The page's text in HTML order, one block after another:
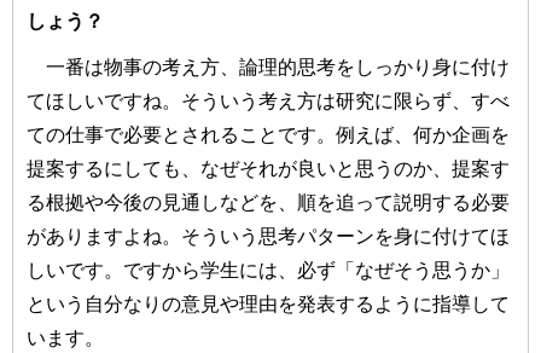
しょう？
一番は物事の考え方、論理的思考をしっかり身に付け
てほしいですね。そういう考え方は研究に限らず、すべ
ての仕事で必要とされることです。例えば、何か企画を
提案するにしても、なぜそれが良いと思うのか、提案す
る根拠や今後の見通しなどを、順を追って説明する必要
がありますよね。そういう思考パターンを身に付けてほ
しいです。ですから学生には、必ず「なぜそう思うか」
という自分なりの意見や理由を発表するように指導して
います。